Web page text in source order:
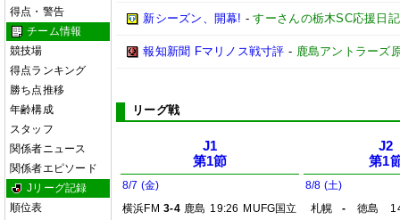
得点・警告
チーム情報
競技場
得点ランキング
勝ち点推移
年齢構成
スタッフ
関係者ニュース
関係者エピソード
Jリーグ記録
順位表
新シーズン、開幕! -すーさんの栃木SC応援日記
報知新聞 Fマリノス戦寸評 - 鹿島アントラーズ
リーグ戦
J1
第1節
8/7 (金)
横浜FM 3-4 鹿島 19:26 MUFG国立
J2
第1
8/8 (土)
札幌
- 徳島